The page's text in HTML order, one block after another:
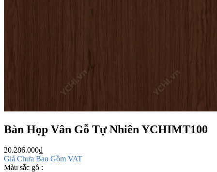
Bàn Họp Vân Gỗ Tự Nhiên YCHIMT100
20.286.000₫
Giá Chưa Bao Gồm VAT
Màu sắc gỗ :